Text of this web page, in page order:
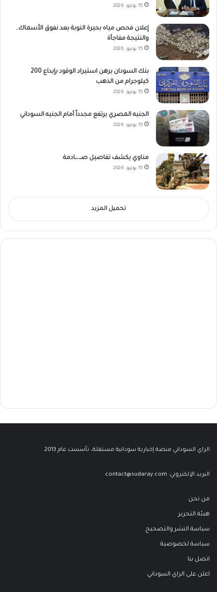
15 يونيو، 2026
إعلان فحص مياه بحيرة النوبة بعد نفوق الأسماك..
والنتيجة مفاجأة
15 يونيو، 2026
بنك السودان يرهن استيراد الوقود بإيداع 200
كيلوجرام من الذهب
15 يونيو، 2026
الجنيه المصري يرتفع مجدداً أمام الجنيه السوداني
15 يونيو، 2026
مناوي يكشف تفاصيل صـ،،ـادمة
15 يونيو، 2026
تحميل المزيد
الراي السوداني منصة إخبارية سودانية مستقلة، تأسست عام 2013.
البريد الإلكتروني: contact@sudaray.com
من نحن
هيئة التحرير
سياسة النشر والتصحيح
سياسة لخصوصية
اتصل بنا
اعلن على الراي السوداني